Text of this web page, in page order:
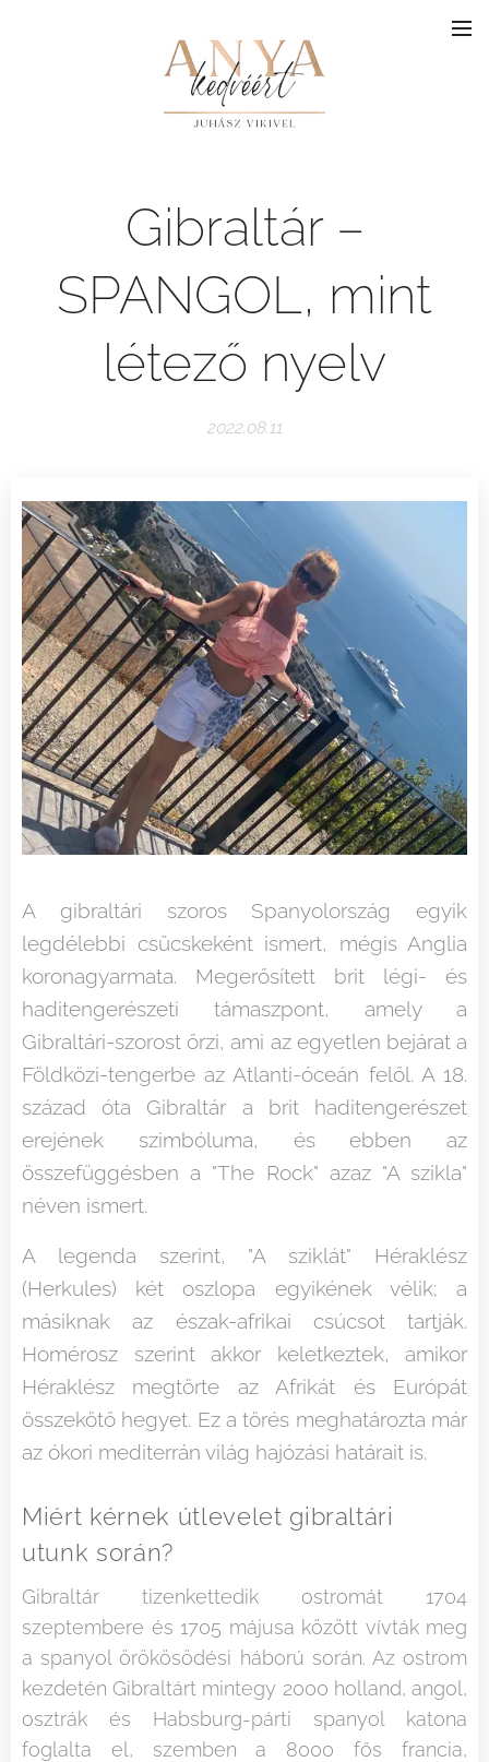
Gibraltár –
SPANGOL, mint
létező nyelv
2022.08.11
A gibraltári szoros Spanyolország egyik
legdélebbi csücskeként ismert, mégis Anglia
koronagyarmata. Megerősített brit légi- és
haditengerészeti támaszpont, amely a
Gibraltári-szorost őrzi, ami az egyetlen bejárat a
Földközi-tengerbe az Atlanti-óceán felől. A 18.
század óta Gibraltár a brit haditengerészet
erejének szimbóluma, és ebben az
összefüggésben a "The Rock" azaz "A szikla"
néven ismert.
A legenda szerint, "A sziklát" Héraklész
(Herkules) két oszlopa egyikének vélik; a
másiknak az észak-afrikai csúcsot tartják.
Homérosz szerint akkor keletkeztek, amikor
Héraklész megtörte az Afrikát és Európát
összekötő hegyet. Ez a törés meghatározta már
az ókori mediterrán világ hajózási határait is.
Miért kérnek útlevelet gibraltári
utunk során?
Gibraltár tizenkettedik ostromát 1704
szeptembere és 1705 májusa között vívták meg
a spanyol örökösödési háború során. Az ostrom
kezdetén Gibraltárt mintegy 2000 holland, angol,
osztrák és Habsburg-párti spanyol katona
foglalta el, szemben a 8000 fős francia,